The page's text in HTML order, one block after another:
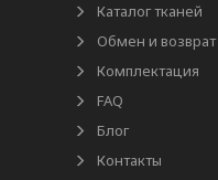
Каталог тканей
Обмен и возврат
Комплектация
FAQ
Блог
Контакты